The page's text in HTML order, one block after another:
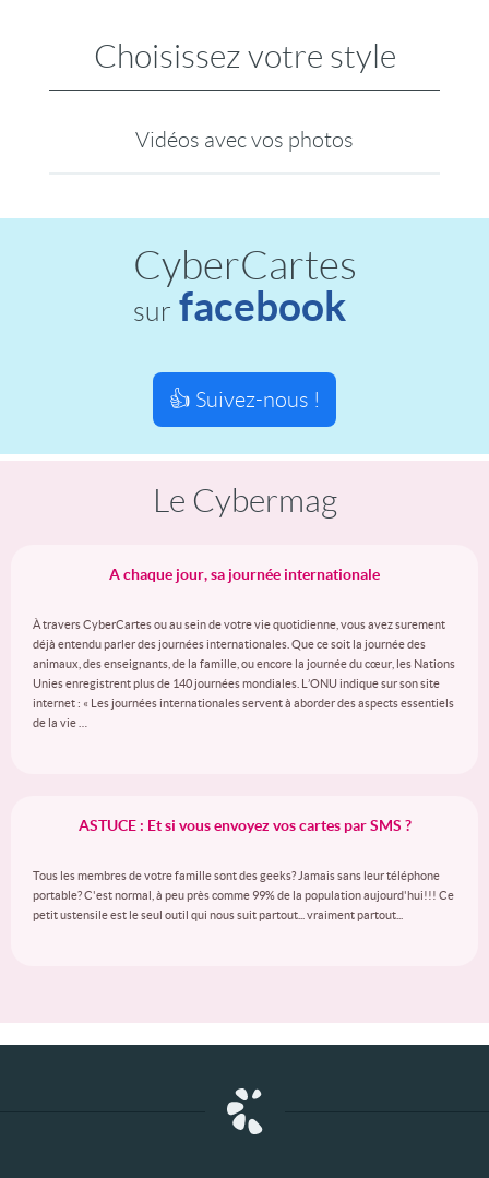
Choisissez votre style
Vidéos avec vos photos
CyberCartes
sur facebook
👍 Suivez-nous !
Le Cybermag
A chaque jour, sa journée internationale
À travers CyberCartes ou au sein de votre vie quotidienne, vous avez surement
déjà entendu parler des journées internationales. Que ce soit la journée des
animaux, des enseignants, de la famille, ou encore la journée du cœur, les Nations
Unies enregistrent plus de 140 journées mondiales. L’ONU indique sur son site
internet : « Les journées internationales servent à aborder des aspects essentiels
de la vie …
ASTUCE : Et si vous envoyez vos cartes par SMS ?
Tous les membres de votre famille sont des geeks? Jamais sans leur téléphone
portable? C'est normal, à peu près comme 99% de la population aujourd'hui!!! Ce
petit ustensile est le seul outil qui nous suit partout... vraiment partout...